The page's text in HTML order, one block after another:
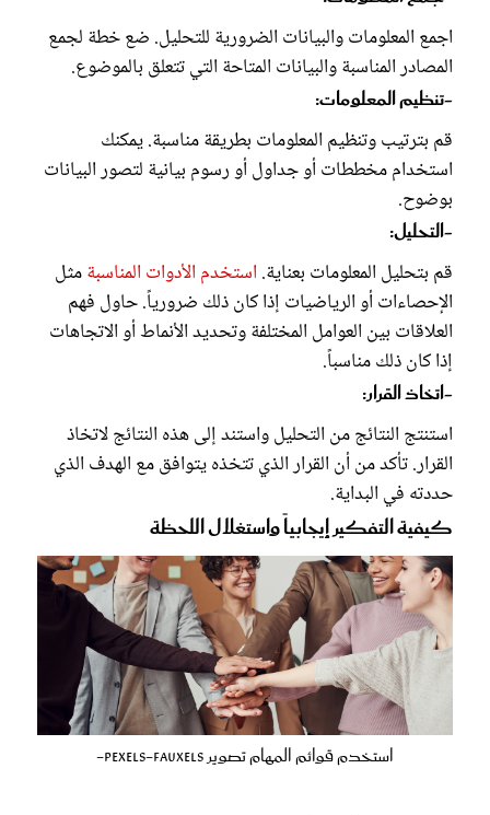
اجمع المعلومات والبيانات الضرورية للتحليل. ضع خطة لجمع
المصادر المناسبة والبيانات المتاحة التي تتعلق بالموضوع.
-تنظيم المعلومات:
قم بترتيب وتنظيم المعلومات بطريقة مناسبة. يمكنك
استخدام مخططات أو جداول أو رسوم بيانية لتصور البيانات
بوضوح.
-التحليل:
قم بتحليل المعلومات بعناية. استخدم الأدوات المناسبةمثل
الإحصاءات أو الرياضيات إذا كان ذلك ضرورياً. حاول فهم
العلاقات بين العوامل المختلفة وتحديد الأنماط أو الاتجاهات
إذا كان ذلك مناسباً.
-اتخاذ القرار:
استنتج النتائج من التحليل واستند إلى هذه النتائج لاتخاذ
القرار. تأكد من أن القرار الذي تتخذه يتوافق مع الهدف الذي
حددته في البداية.
كيفية التفكير إيجابياً واستغلال اللحظة
استخدم قوائم المهام تصوير pexels-fauxels-